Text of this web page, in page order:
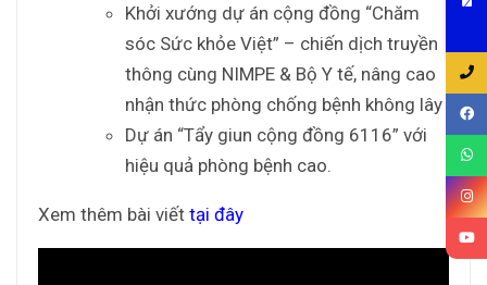
Khởi xướng dự án cộng đồng “Chăm
sóc Sức khỏe Việt” – chiến dịch truyền
thông cùng NIMPE & Bộ Y tế, nâng cao
nhận thức phòng chống bệnh không lây
Dự án “Tẩy giun cộng đồng 6116” với
hiệu quả phòng bệnh cao.
Xem thêm bài viết tại đây